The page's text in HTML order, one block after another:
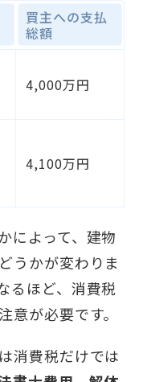
買主への支払
総額
4,000万円
4,100万円
によって、建物
うかが変わりま
るほど、消費税
意が必要です。
消費税だけでは